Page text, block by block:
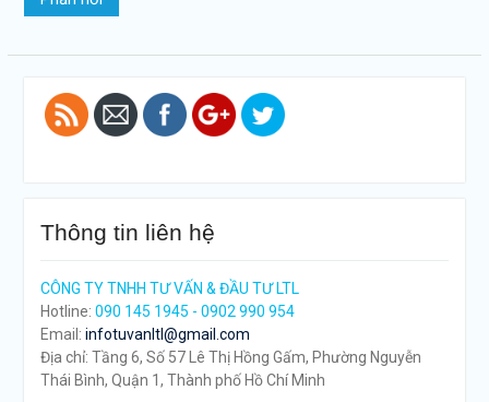
anh-la-gi">
Thông tin liên hệ
CÔNG TY TNHH TƯ VẤN & ĐẦU TƯ LTL
Hotline: 090 145 1945 - 0902 990 954
Email: infotuvanltl@gmail.com
Địa chỉ: Tầng 6, Số 57 Lê Thị Hồng Gấm, Phường Nguyễn
Thái Bình, Quận 1, Thành phố Hồ Chí Minh